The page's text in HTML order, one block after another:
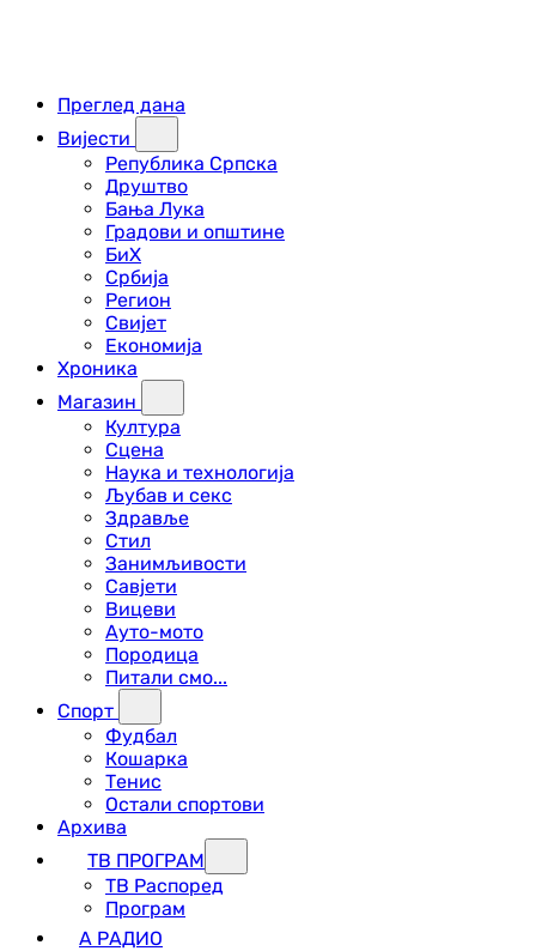
Преглед дана
Вијести
Република Српска
Друштво
Бања Лука
Градови и општине
БиХ
Србија
Регион
Свијет
Економија
Хроника
Магазин
Култура
Сцена
Наука и технологија
Љубав и секс
Здравље
Стил
Занимљивости
Савјети
Вицеви
Ауто-мото
Породица
Питали смо...
Спорт
Фудбал
Кошарка
Тенис
Остали спортови
Архива
ТВ ПРОГРАМ
ТВ Распоред
Програм
А РАДИО